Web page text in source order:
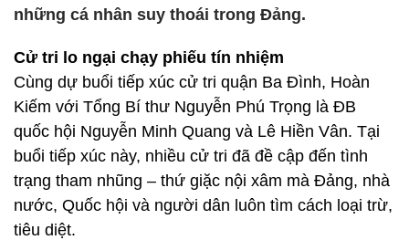
những cá nhân suy thoái trong Đảng.
Cử tri lo ngại chạy phiếu tín nhiệm
Cùng dự buổi tiếp xúc cử tri quận Ba Đình, Hoàn
Kiếm với Tổng Bí thư Nguyễn Phú Trọng là ĐB
quốc hội Nguyễn Minh Quang và Lê Hiền Vân. Tại
buổi tiếp xúc này, nhiều cử tri đã đề cập đến tình
trạng tham nhũng – thứ giặc nội xâm mà Đảng, nhà
nước, Quốc hội và người dân luôn tìm cách loại trừ,
tiêu diệt.